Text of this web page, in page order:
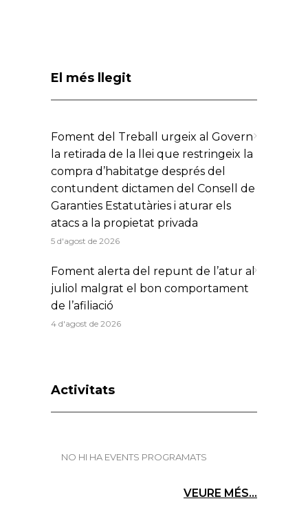
El més llegit
Foment del Treball urgeix al Govern
la retirada de la llei que restringeix la
compra d’habitatge després del
contundent dictamen del Consell de
Garanties Estatutàries i aturar els
atacs a la propietat privada
5 d'agost de 2026
Foment alerta del repunt de l’atur al
juliol malgrat el bon comportament
de l’afiliació
4 d'agost de 2026
Activitats
NO HI HA EVENTS PROGRAMATS
VEURE MÉS...